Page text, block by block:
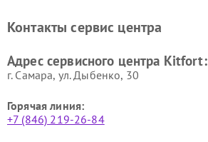
Kitfort
Kitfort
Kitfort
Kitfort
Контакты сервис центра
Адрес сервисного центра Kitfort:
г. Самара, ул. Дыбенко, 30
Горячая линия:
+7 (846) 219-26-84